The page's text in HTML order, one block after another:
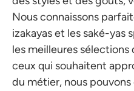
Nous connaissons
izakayas et les saké-yas
les meilleures sélections
ceux qui souhaitent
du métier, nous